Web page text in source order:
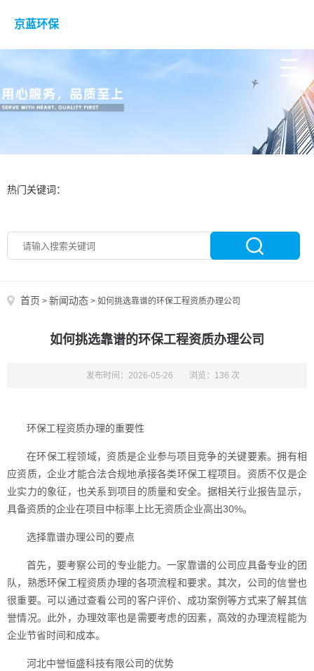
京蓝环保
热门关键词：
首页 > 新闻动态 > 如何挑选靠谱的环保工程资质办理公司
如何挑选靠谱的环保工程资质办理公司
发布时间：2026-05-26 浏览：136 次
环保工程资质办理的重要性
在环保工程领域，资质是企业参与项目竞争的关键要素。拥有相
应资质，企业才能合法合规地承接各类环保工程项目。资质不仅是企
业实力的象征，也关系到项目的质量和安全。据相关行业报告显示，
具备资质的企业在项目中标率上比无资质企业高出30%。
选择靠谱办理公司的要点
首先，要考察公司的专业能力。一家靠谱的公司应具备专业的团
队，熟悉环保工程资质办理的各项流程和要求。其次，公司的信誉也
很重要。可以通过查看公司的客户评价、成功案例等方式来了解其信
誉情况。此外，办理效率也是需要考虑的因素，高效的办理流程能为
企业节省时间和成本。
河北中誉恒盛科技有限公司的优势